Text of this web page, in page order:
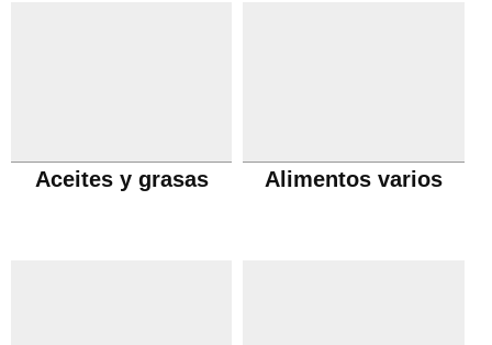
Aceites y grasas Alimentos varios